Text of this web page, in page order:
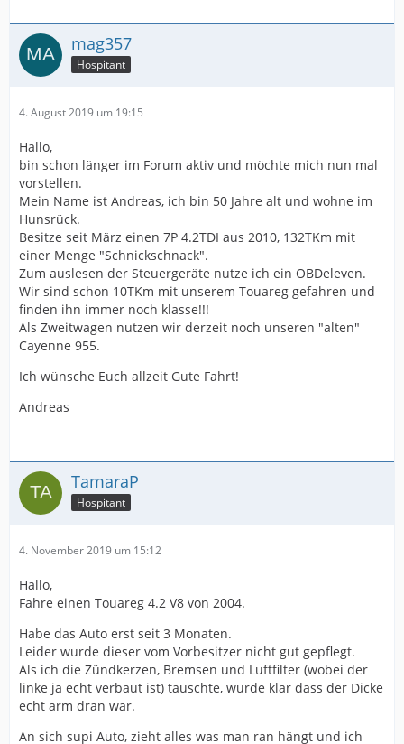
mag357
Hospitant
4. August 2019 um 19:15
Hallo,
bin schon länger im Forum aktiv und möchte mich nun mal
vorstellen.
Mein Name ist Andreas, ich bin 50 Jahre alt und wohne im
Hunsrück.
Besitze seit März einen 7P 4.2TDI aus 2010, 132TKm mit
einer Menge "Schnickschnack".
Zum auslesen der Steuergeräte nutze ich ein OBDeleven.
Wir sind schon 10TKm mit unserem Touareg gefahren und
finden ihn immer noch klasse!!!
Als Zweitwagen nutzen wir derzeit noch unseren "alten"
Cayenne 955.
Ich wünsche Euch allzeit Gute Fahrt!
Andreas
TamaraP
Hospitant
4. November 2019 um 15:12
Hallo,
Fahre einen Touareg 4.2 V8 von 2004.
Habe das Auto erst seit 3 Monaten.
Leider wurde dieser vom Vorbesitzer nicht gut gepflegt.
Als ich die Zündkerzen, Bremsen und Luftfilter (wobei der
linke ja echt verbaut ist) tauschte, wurde klar dass der Dicke
echt arm dran war.
An sich supi Auto, zieht alles was man ran hängt und ich